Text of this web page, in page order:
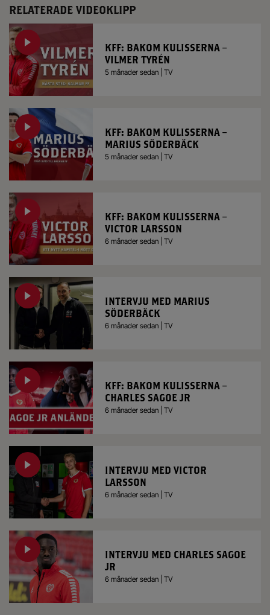
RELATERADE VIDEOKLIPP
KFF: BAKOM KULISSERNA –
VILMER TYRÉN
5 månader sedan | TV
KFF: BAKOM KULISSERNA –
MARIUS SÖDERBÄCK
5 månader sedan | TV
KFF: BAKOM KULISSERNA –
VICTOR LARSSON
6 månader sedan | TV
INTERVJU MED MARIUS
SÖDERBÄCK
6 månader sedan | TV
KFF: BAKOM KULISSERNA –
CHARLES SAGOE JR
6 månader sedan | TV
INTERVJU MED VICTOR
LARSSON
6 månader sedan | TV
INTERVJU MED CHARLES SAGOE
JR
6 månader sedan | TV